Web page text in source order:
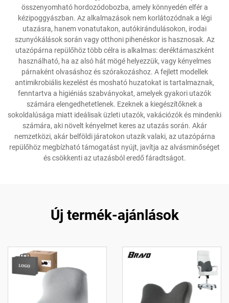
összenyomható hordozódobozba, amely könnyedén elfér a
kézipoggyászban. Az alkalmazások nem korlátozódnak a légi
utazásra, hanem vonatutakon, autókirándulásokon, irodai
szunyókálások során vagy otthoni pihenéskor is hasznosak. Az
utazópárna repülőhöz több célra is alkalmas: deréktámaszként
használható, ha az alsó hát mögé helyezzük, vagy kényelmes
párnaként olvasáshoz és szórakozáshoz. A fejlett modellek
antimikrobiális kezelést és mosható huzatokat is tartalmaznak,
fenntartva a higiéniás szabványokat, amelyek gyakori utazók
számára elengedhetetlenek. Ezeknek a kiegészítőknek a
sokoldalúsága miatt ideálisak üzleti utazók, vakációzók és mindenki
számára, aki növelt kényelmet keres az utazás során. Akár
nemzetközi, akár belföldi járatokon utazik valaki, az utazópárna
repülőhöz megbízható támogatást nyújt, javítja az alvásminőséget
és csökkenti az utazásból eredő fáradtságot.
Új termék-ajánlások